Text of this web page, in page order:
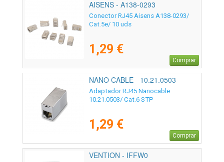
AISENS - A138-0293
Conector RJ45 Aisens A138-0293/
Cat.5e/ 10 uds
1,29 €
Comprar
NANO CABLE - 10.21.0503
Adaptador RJ45 Nanocable
10.21.0503/ Cat.6 STP
1,29 €
Comprar
VENTION - IFFW0